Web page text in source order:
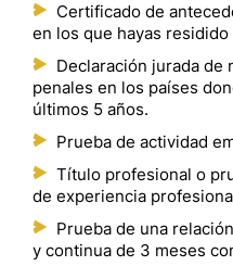
Certificado de
en los que hayas
Declaración jurada de
penales en los países
últimos 5 años.
Prueba de actividad
Título profesional o
de experiencia
Prueba de una
y continua de 3 meses